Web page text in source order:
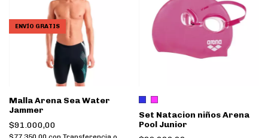
ENVÍO GRATIS
Malla Arena Sea Water
Jammer
$91.000,00
Set Natacion niños Arena
Pool Junior